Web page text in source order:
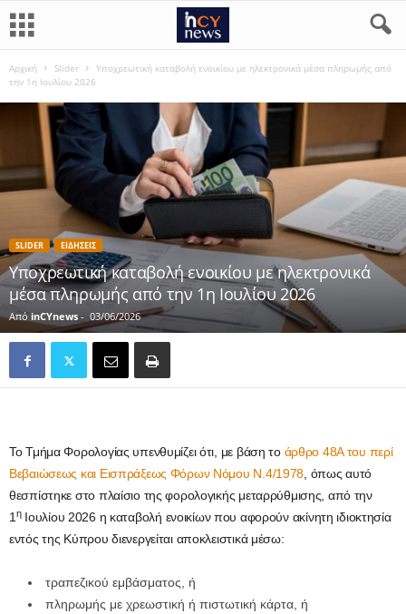
Αρχική Slider
Υποχρεωτική καταβολή ενοικίου με ηλεκτρονικά μέσα πληρωμής από
την 1η Ιουλίου 2026
SLIDER ΕΙΔΗΣΕΙΣ
Υποχρεωτική καταβολή ενοικίου με ηλεκτρονικά
μέσα πληρωμής από την 1η Ιουλίου 2026
Από inCYnews - 03/06/2026
Το Τμήμα Φορολογίας υπενθυμίζει ότι, με βάση το άρθρο 48Α του περί
Βεβαιώσεως και Εισπράξεως Φόρων Νόμου Ν.4/1978, όπως αυτό
θεσπίστηκε στο πλαίσιο της φορολογικής μεταρρύθμισης, από την
1ηΙουλίου 2026 η καταβολή ενοικίων που αφορούν ακίνητη ιδιοκτησία
εντός της Κύπρου διενεργείται αποκλειστικά μέσω:
τραπεζικού εμβάσματος, ή
πληρωμής με χρεωστική ή πιστωτική κάρτα, ή